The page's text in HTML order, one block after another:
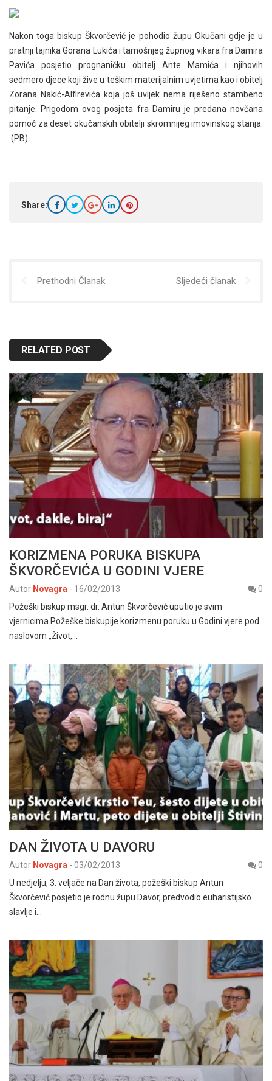
Nakon toga biskup Škvorčević je pohodio župu Okučani gdje je u
pratnji tajnika Gorana Lukića i tamošnjeg župnog vikara fra Damira
Pavića posjetio prognaničku obitelj Ante Mamića i njihovih
sedmero djece koji žive u teškim materijalnim uvjetima kao i obitelj
Zorana Nakić-Alfirevića koja još uvijek nema riješeno stambeno
pitanje. Prigodom ovog posjeta fra Damiru je predana novčana
pomoć za deset okučanskih obitelji skromnijeg imovinskog stanja.
(PB)
Share:
Prethodni Članak Sljedeći članak
RELATED POST
KORIZMENA PORUKA BISKUPA
ŠKVORČEVIĆA U GODINI VJERE
Autor Novagra - 16/02/2013
0
Požeški biskup msgr. dr. Antun Škvorčević uputio je svim
vjernicima Požeške biskupije korizmenu poruku u Godini vjere pod
naslovom „Život,…
DAN ŽIVOTA U DAVORU
Autor Novagra - 03/02/2013
0
U nedjelju, 3. veljače na Dan života, požeški biskup Antun
Škvorčević posjetio je rodnu župu Davor, predvodio euharistijsko
slavlje i…